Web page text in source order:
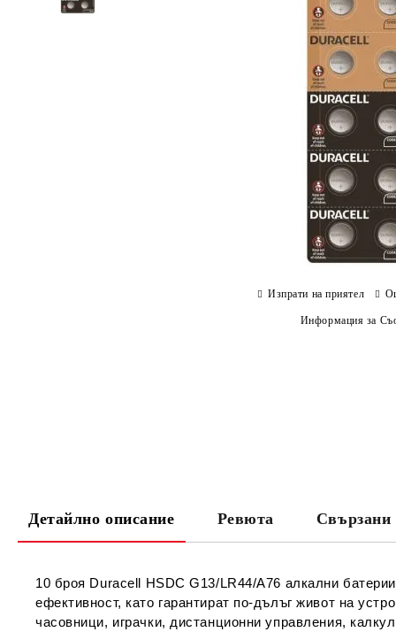
Изпрати на приятел
Информация за
Детайлно описание Ревюта Свързани
10 броя Duracell HSDC G13/LR44/A76 алкални
ефективност, като гарантират по-дълъг живот на
часовници, играчки, дистанционни управления,